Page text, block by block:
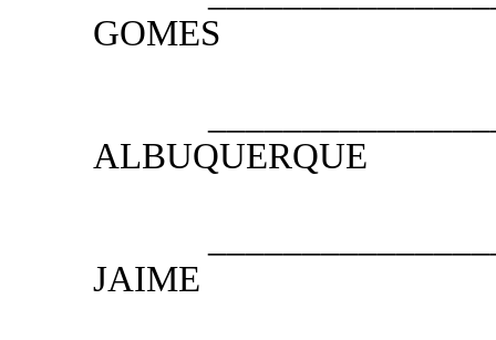
GOMES
ALBUQUERQUE
JAIME